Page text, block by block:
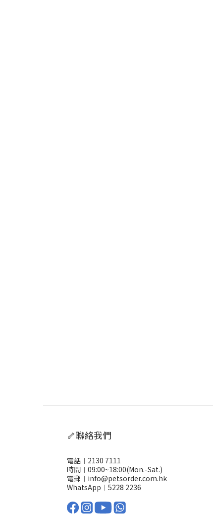
🦴聯絡我們
電話︱2130 7111
時間︱09:00~18:00(Mon.-Sat.)
電郵︱info@petsorder.com.hk
WhatsApp︱ 5228 2236